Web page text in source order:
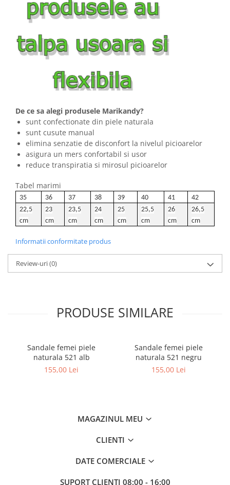
De ce sa alegi produsele Marikandy?
sunt confectionate din piele naturala
sunt cusute manual
elimina senzatie de disconfort la nivelul picioarelor
asigura un mers confortabil si usor
reduce transpiratia si mirosul picioarelor
Tabel marimi
35 36 37 38 39 40 41
42
22,5
cm
23
cm
23,5
cm
24
cm
25
cm
25,5
cm
26
cm
26,5
cm
Informatii conformitate produs
Review-uri(0)
PRODUSE SIMILARE
Sandale femei piele
naturala 521 alb
155,00 Lei
Sandale femei piele
naturala 521 negru
155,00 Lei
MAGAZINUL MEU
CLIENTI
DATE COMERCIALE
SUPORT CLIENTI 08:00 - 16:00